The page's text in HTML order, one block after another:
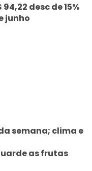
desc de 15%
junho
semana; clima e
as frutas